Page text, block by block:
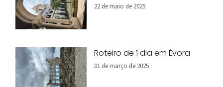
22 de maio de 2025
Roteiro de 1 dia em Évora
31 de março de 2025